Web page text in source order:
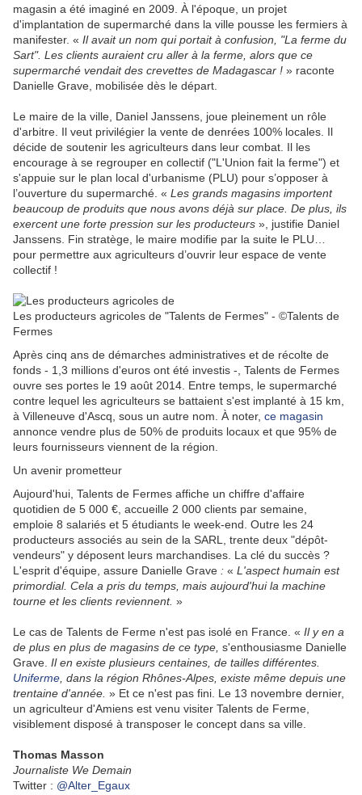
magasin a été imaginé en 2009. À l'époque, un projet
d'implantation de supermarché dans la ville pousse les fermiers à
manifester. « Il avait un nom qui portait à confusion, "La ferme du
Sart". Les clients auraient cru aller à la ferme, alors que ce
supermarché vendait des crevettes de Madagascar ! » raconte
Danielle Grave, mobilisée dès le départ.
Le maire de la ville, Daniel Janssens, joue pleinement un rôle
d'arbitre. Il veut privilégier la vente de denrées 100% locales. Il
décide de soutenir les agriculteurs dans leur combat. Il les
encourage à se regrouper en collectif ("L'Union fait la ferme") et
s'appuie sur le plan local d'urbanisme (PLU) pour s’opposer à
l’ouverture du supermarché. « Les grands magasins importent
beaucoup de produits que nous avons déjà sur place. De plus, ils
exercent une forte pression sur les producteurs », justifie Daniel
Janssens. Fin stratège, le maire modifie par la suite le PLU…
pour permettre aux agriculteurs d’ouvrir leur espace de vente
collectif !
Les producteurs agricoles de "Talents de Fermes" - ©Talents de
Fermes
Après cinq ans de démarches administratives et de récolte de
fonds - 1,3 millions d'euros ont été investis -, Talents de Fermes
ouvre ses portes le 19 août 2014. Entre temps, le supermarché
contre lequel les agriculteurs se battaient s'est implanté à 15 km,
à Villeneuve d'Ascq, sous un autre nom. À noter, ce magasin
annonce vendre plus de 50% de produits locaux et que 95% de
leurs fournisseurs viennent de la région.
Un avenir prometteur
Aujourd'hui, Talents de Fermes affiche un chiffre d'affaire
quotidien de 5 000 €, accueille 2 000 clients par semaine,
emploie 8 salariés et 5 étudiants le week-end. Outre les 24
producteurs associés au sein de la SARL, trente deux "dépôt-
vendeurs" y déposent leurs marchandises. La clé du succès ?
L'esprit d'équipe, assure Danielle Grave : « L'aspect humain est
primordial. Cela a pris du temps, mais aujourd'hui la machine
tourne et les clients reviennent. »
Le cas de Talents de Ferme n'est pas isolé en France. « Il y en a
de plus en plus de magasins de ce type, s'enthousiasme Danielle
Grave. Il en existe plusieurs centaines, de tailles différentes.
Uniferme , dans la région Rhônes-Alpes, existe même depuis une
trentaine d'année. » Et ce n'est pas fini. Le 13 novembre dernier,
un agriculteur d'Amiens est venu visiter Talents de Ferme,
visiblement disposé à transposer le concept dans sa ville.
Thomas Masson
Journaliste We Demain
Twitter : @Alter_Egaux